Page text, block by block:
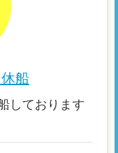
船
しております